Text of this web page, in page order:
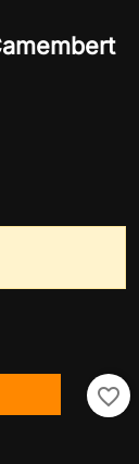
favorite_border